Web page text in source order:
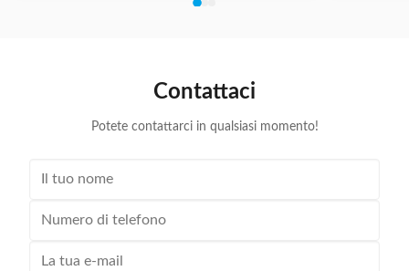
production line including paper inserting machine, coil
inserting machine,
Contattaci
Potete contattarci in qualsiasi momento!